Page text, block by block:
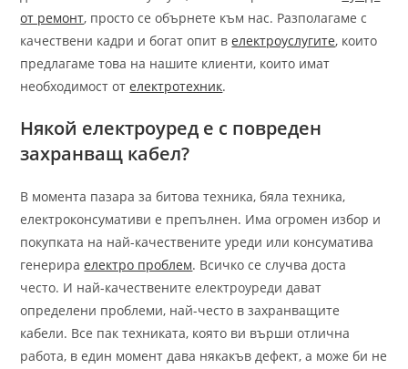
от ремонт, просто се обърнете към нас. Разполагаме с
качествени кадри и богат опит велектроуслугите, които
предлагаме това на нашите клиенти, които имат
необходимост отелектротехник.
Някой електроуред е с повреден
захранващ кабел?
В момента пазара за битова техника, бяла техника,
електроконсумативи е препълнен. Има огромен избор и
покупката на най-качествените уреди или консуматива
генерираелектро проблем. Всичко се случва доста
често. И най-качествените електроуреди дават
определени проблеми, най-често в захранващите
кабели. Все пак техниката, която ви върши отлична
работа, в един момент дава някакъв дефект, а може би не